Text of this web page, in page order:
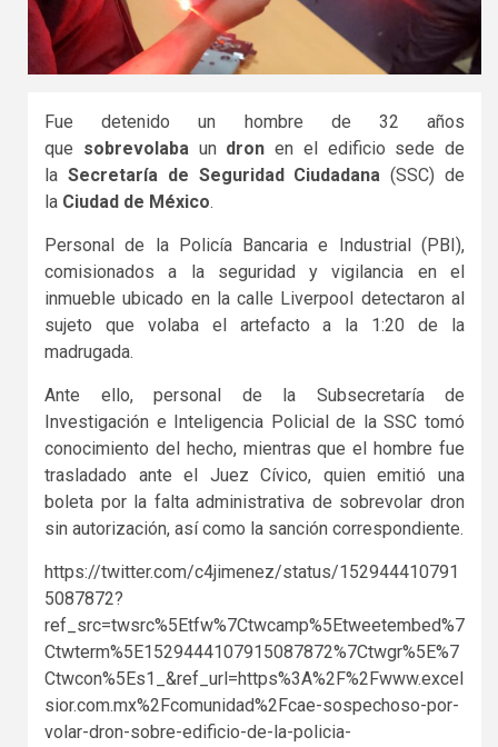
Fue detenido un hombre de 32 años
que sobrevolabaun dron en el edificio sede de
la Secretaría de Seguridad Ciudadana (SSC) de
la Ciudad de México.
Personal de la Policía Bancaria e Industrial (PBI),
comisionados a la seguridad y vigilancia en el
inmueble ubicado en la calle Liverpool detectaron al
sujeto que volaba el artefacto a la 1:20 de la
madrugada.
Ante ello, personal de la Subsecretaría de
Investigación e Inteligencia Policial de la SSC tomó
conocimiento del hecho, mientras que el hombre fue
trasladado ante el Juez Cívico, quien emitió una
boleta por la falta administrativa de sobrevolar dron
sin autorización, así como la sanción correspondiente.
https://twitter.com/c4jimenez/status/152944410791
5087872?
ref_src=twsrc%5Etfw%7Ctwcamp%5Etweetembed%7
Ctwterm%5E1529444107915087872%7Ctwgr%5E%7
Ctwcon%5Es1_&ref_url=https%3A%2F%2Fwww.excel
sior.com.mx%2Fcomunidad%2Fcae-sospechoso-por-
volar-dron-sobre-edificio-de-la-policia-